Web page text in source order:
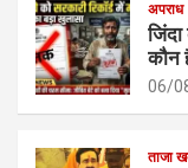
b
o
o
k
s
A
p
p
अपराध
जिंदा
कौन
06/
ताजा